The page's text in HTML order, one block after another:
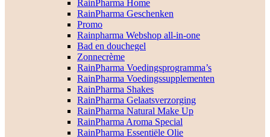
RainPharma Home
RainPharma Geschenken
Promo
Rainpharma Webshop all-in-one
Bad en douchegel
Zonnecrème
RainPharma Voedingsprogramma’s
RainPharma Voedingssupplementen
RainPharma Shakes
RainPharma Gelaatsverzorging
RainPharma Natural Make Up
RainPharma Aroma Special
RainPharma Essentiële Olie